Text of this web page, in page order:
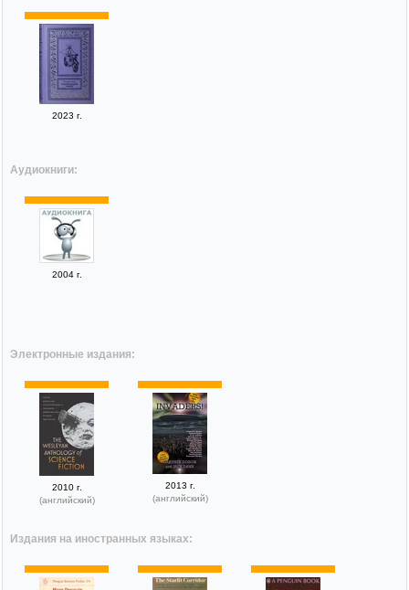
2023 г.
Аудиокниги:
2004 г.
Электронные издания:
2010 г.
(английский)
2013 г.
(английский)
Издания на иностранных языках: